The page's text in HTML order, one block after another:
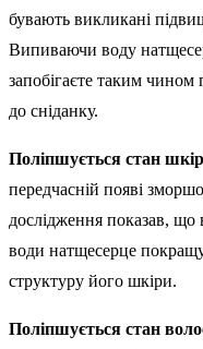
бувають викликані
Випиваючи воду
запобігаєте таким
до сніданку.
Поліпшується стан
передчасній появі
дослідження показав,
води натщесерце
структуру його шкіри.
Поліпшується стан